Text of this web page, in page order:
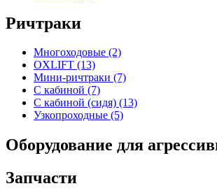
Ричтраки
Многоходовые (2)
OXLIFT (13)
Мини-ричтраки (7)
С кабиной (7)
С кабиной (сидя) (13)
Узкопроходные (5)
Оборудование для
Запчасти